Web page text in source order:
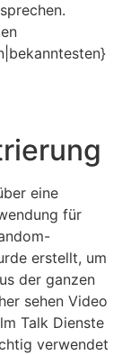
eine
für
erstellt, um
der ganzen
sehen Video
Talk Dienste
verwendet